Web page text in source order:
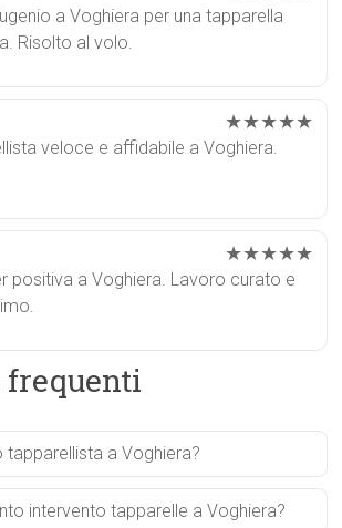
a Voghiera per una tapparella
Risolto al volo.
★★★★★
veloce e affidabile a Voghiera.
★★★★★
positiva a Voghiera. Lavoro curato e
frequenti
tapparellista a Voghiera?
intervento tapparelle a Voghiera?